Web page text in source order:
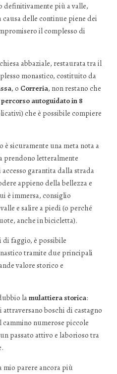
definitivamente più a valle,
causa delle continue piene dei
il complesso di
abbaziale, restaurata tra il
monastico, costituito da
, o Correria, non restano che
percorso autoguidato in 8
che è possibile compiere
è sicuramente una meta nota a
prendono letteralmente
garantita dalla strada
appieno della bellezza e
è immersa, consiglio
e salire a piedi (o perché
anche in bicicletta).
faggio, è possibile
tramite due principali
valore storico e
lamulattiera storica:
boschi di castagno
numerose piccole
passato attivo e laborioso tra
mio parere ancora più